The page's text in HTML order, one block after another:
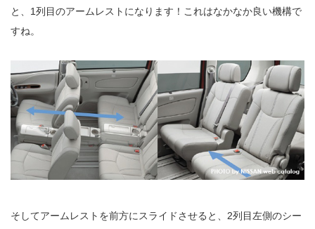
と、1列目のアームレストになります！これはなかなか良い機構で
すね。
そしてアームレストを前方にスライドさせると、2列目左側のシー